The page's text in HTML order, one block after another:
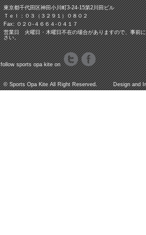
東京都千代田区神田小川町3‐24‐15第2川田ビル
Ｔｅｌ：０３（３２９１）０８０２
Fax: ０２０-４６６４-０４１７
営業日 火曜日・木曜日不在の場合がありますので、事前
さい。
follow sports opa kite on
©Sports Opa KiteAll Right Reserved. Design and